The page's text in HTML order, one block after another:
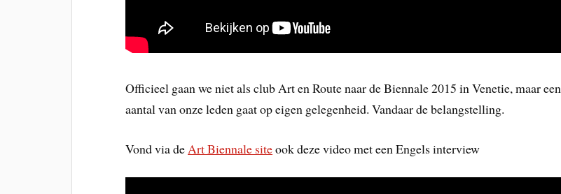
Officieel gaan we niet als club Art en Route naar de Biennale 2015 in Venetie, maar een
aantal van onze leden gaat op eigen gelegenheid. Vandaar de belangstelling.
Vond via de Art Biennale siteook deze video met een Engels interview